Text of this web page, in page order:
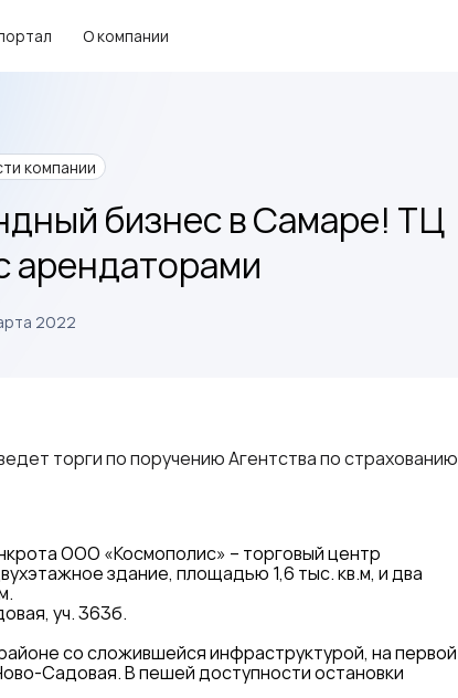
О компании
компании
бизнес в Самаре! ТЦ
арендаторами
2022
торги по поручению Агентства по страхованию
ООО «Космополис» – торговый центр
здание, площадью 1,6 тыс. кв.м, и два
уч. 363б.
со сложившейся инфраструктурой, на первой
Садовая. В пешей доступности остановки